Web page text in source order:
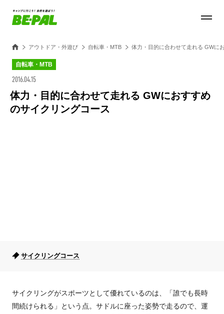
アウトドア・外遊び 自転車・MTB 体力・目的に合わせて走れる GWに
自転車・MTB
2016.04.15
体力・目的に合わせて走れる GWにおすすめ
のサイクリングコース
サイクリングコース
サイクリングがスポーツとして優れているのは、「誰でも長時
間続けられる」という点。サドルに座った姿勢で走るので、運